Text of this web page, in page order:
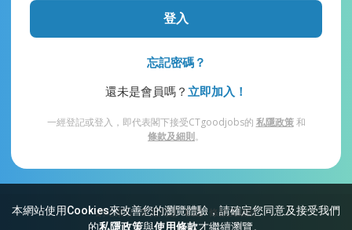
本網站使用Cookies來改善您的瀏覽體驗，請確定您同意及接受我們
的私隱政策與使用條款才繼續瀏覽。
登入
忘記密碼？
還未是會員嗎？ 立即加入！
一經登記或登入，即代表閣下接受CTgoodjobs的 私隱政策和
條款及細則。
網站索引 常見問題 私隱 條款及細則